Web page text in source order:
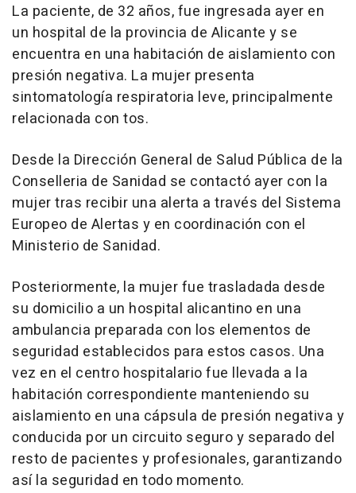
La paciente, de 32 años, fue ingresada ayer en
un hospital de la provincia de Alicante y se
encuentra en una habitación de aislamiento con
presión negativa. La mujer presenta
sintomatología respiratoria leve, principalmente
relacionada con tos.
Desde la Dirección General de Salud Pública de la
Conselleria de Sanidad se contactó ayer con la
mujer tras recibir una alerta a través del Sistema
Europeo de Alertas y en coordinación con el
Ministerio de Sanidad.
Posteriormente, la mujer fue trasladada desde
su domicilio a un hospital alicantino en una
ambulancia preparada con los elementos de
seguridad establecidos para estos casos. Una
vez en el centro hospitalario fue llevada a la
habitación correspondiente manteniendo su
aislamiento en una cápsula de presión negativa y
conducida por un circuito seguro y separado del
resto de pacientes y profesionales, garantizando
así la seguridad en todo momento.